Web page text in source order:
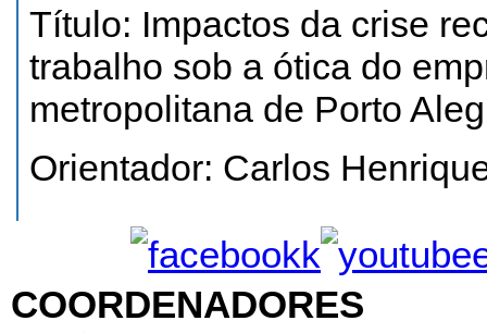
Título: Impactos da crise
trabalho sob a ótica do
metropolitana de Porto
Orientador: Carlos
COORDENADORES